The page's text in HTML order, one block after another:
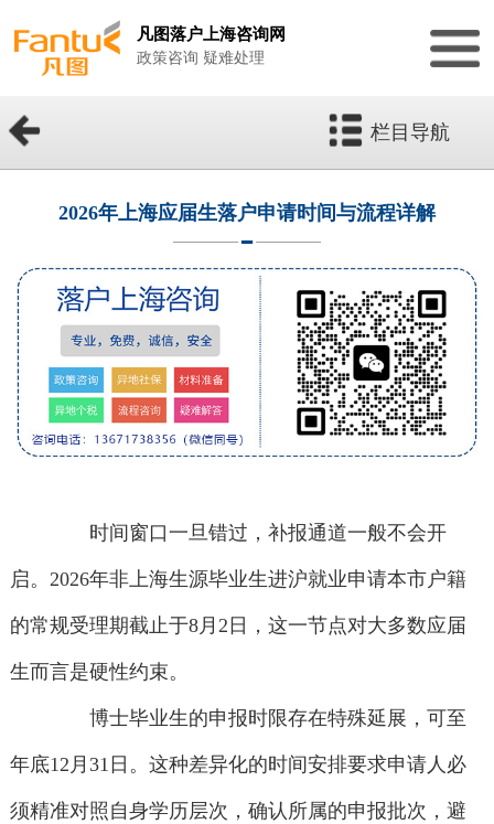
凡图落户上海咨询网
政策咨询 疑难处理
栏目导航
2026年上海应届生落户申请时间与流程详解
时间窗口一旦错过，补报通道一般不会开
启。2026年非上海生源毕业生进沪就业申请本市户籍
的常规受理期截止于8月2日，这一节点对大多数应届
生而言是硬性约束。
博士毕业生的申报时限存在特殊延展，可至
年底12月31日。这种差异化的时间安排要求申请人必
须精准对照自身学历层次，确认所属的申报批次，避